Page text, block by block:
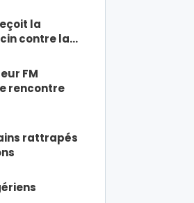
la
contre la…
FM
rencontre
rattrapés